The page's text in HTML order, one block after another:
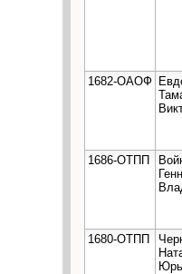
1682-ОАОФ
1686-ОТПП
1680-ОТПП